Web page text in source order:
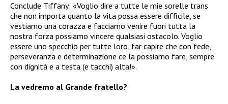
Conclude Tiffany: «Voglio dire a tutte le mie sorelle trans
che non importa quanto la vita possa essere difficile, se
vestiamo una corazza e facciamo venire fuori tutta la
nostra forza possiamo vincere qualsiasi ostacolo. Voglio
essere uno specchio per tutte loro, far capire che con fede,
perseveranza e determinazione ce la possiamo fare, sempre
con dignità e a testa (e tacchi) alta!».
La vedremo al Grande fratello?